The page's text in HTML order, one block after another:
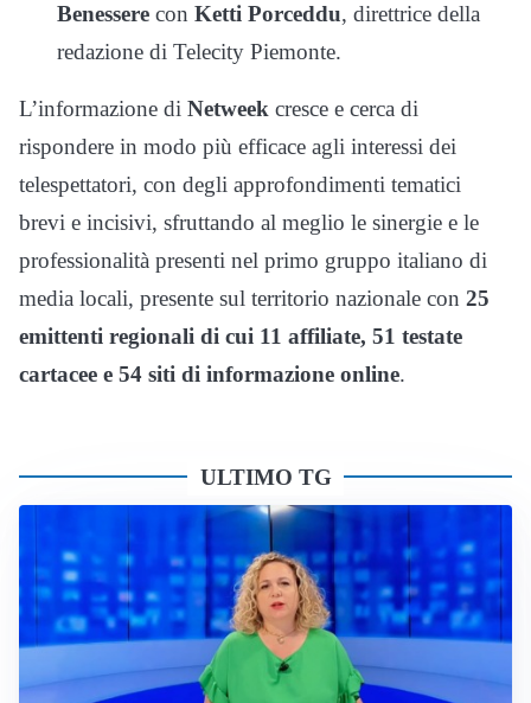
Benessere con Ketti Porceddu, direttrice della
redazione di Telecity Piemonte.
L’informazione di Netweek cresce e cerca di
rispondere in modo più efficace agli interessi dei
telespettatori, con degli approfondimenti tematici
brevi e incisivi, sfruttando al meglio le sinergie e le
professionalità presenti nel primo gruppo italiano di
media locali, presente sul territorio nazionale con 25
emittenti regionali di cui 11 affiliate, 51 testate
cartacee e 54 siti di informazione online.
ULTIMO TG